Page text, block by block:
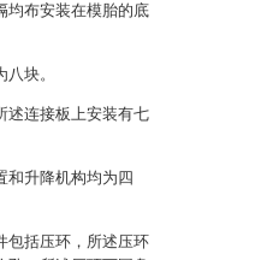
均布安装在模胎的底
块。
述连接板上安装有七
和升降机构均为四
包括压环，所述压环